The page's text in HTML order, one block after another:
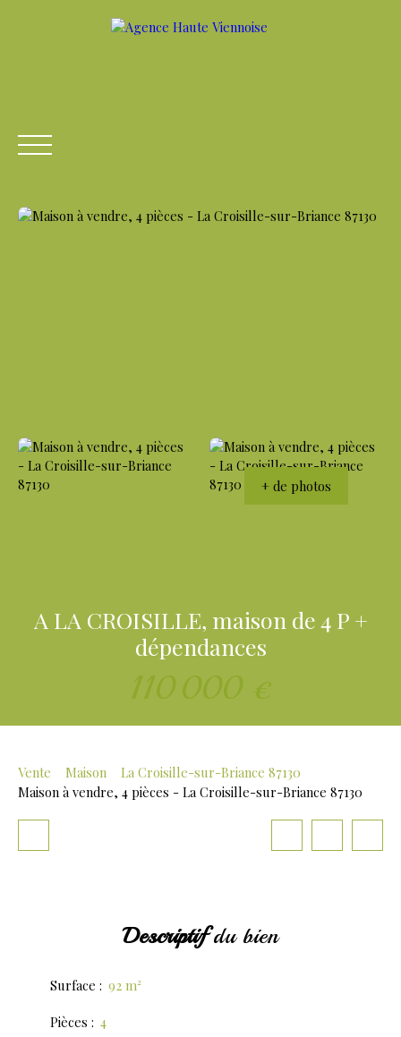
+ de photos
A LA CROISILLE, maison de 4 P +
dépendances
110 000 €
Vente Maison
La Croisille-sur-Briance 87130
Maison à vendre, 4 pièces - La Croisille-sur-Briance 87130
Descriptifdu bien
Surface : 92 m²
Pièces : 4